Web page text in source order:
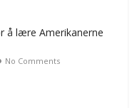
å lære Amerikanerne
No Comments